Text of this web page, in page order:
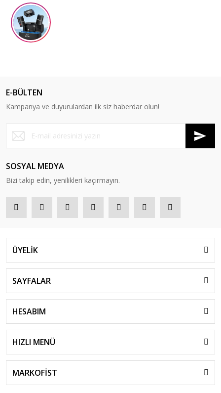
E-BÜLTEN
Kampanya ve duyurulardan ilk siz haberdar olun!
SOSYAL MEDYA
Bizi takip edin, yenilikleri kaçırmayın.
ÜYELİK
SAYFALAR
HESABIM
HIZLI MENÜ
MARKOFİST